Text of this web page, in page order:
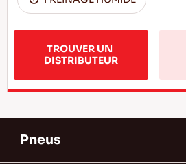
TROUVER UN
DISTRIBUTEUR
Pneus